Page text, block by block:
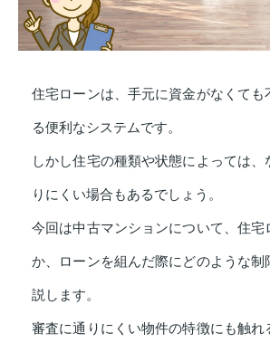
住宅ローンは、手元に資金がなくても
る便利なシステムです。
しかし住宅の種類や状態によっては、
りにくい場合もあるでしょう。
今回は中古マンションについて、住宅
か、ローンを組んだ際にどのような制
説します。
審査に通りにくい物件の特徴にも触れ